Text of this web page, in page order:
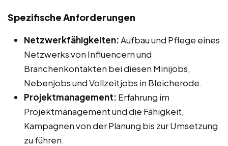
Spezifische Anforderungen
Netzwerkfähigkeiten:Aufbau und Pflege eines
Netzwerks von Influencern und
Branchenkontakten bei diesen Minijobs,
Nebenjobs und Vollzeitjobs in Bleicherode.
Projektmanagement: Erfahrung im
Projektmanagement und die Fähigkeit,
Kampagnen von der Planung bis zur Umsetzung
zu führen.